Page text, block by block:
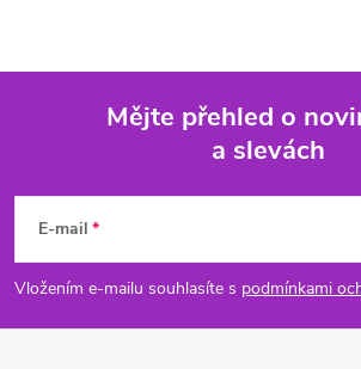
p
Mějte přehled o
a slevách
E-mail
Vložením e-mailu souhlasíte s podmínkami